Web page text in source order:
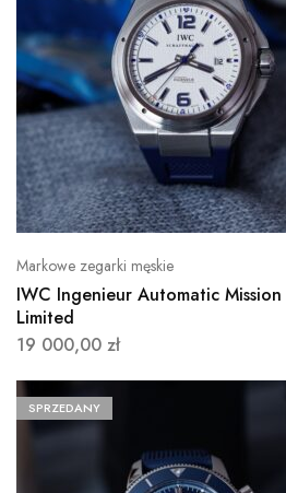
Markowe zegarki męskie
IWC Ingenieur Automatic Mission
Limited
19 000,00 zł
SPRZEDANY